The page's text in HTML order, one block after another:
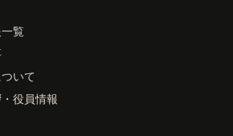
覧
いて
役員情報